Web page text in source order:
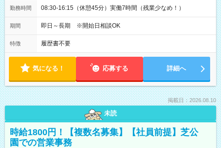
勤務時間 08:30-16:15（休憩45分）実働7時間（残業少なめ！）
期間 即日～長期 ※開始日相談OK
特徴 履歴書不要
気になる！ 応募する 詳細へ
掲載日：2026.08.10
未読
時給1800円！【複数名募集】【社員前提】芝公
園での営業事務